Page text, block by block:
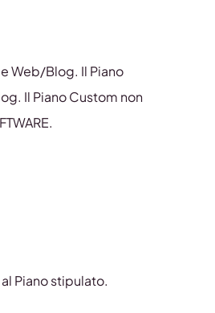
Web/Blog. Il Piano
Il Piano Custom non
Piano stipulato.